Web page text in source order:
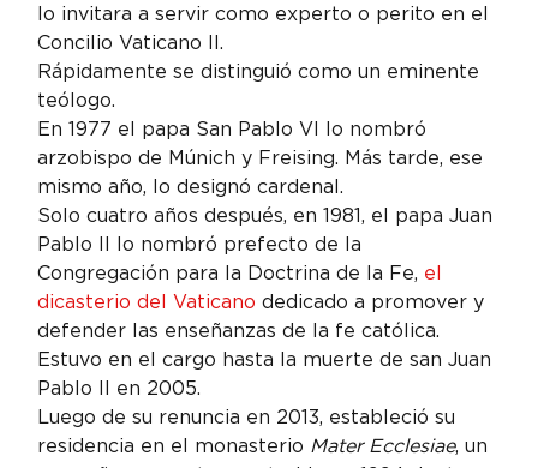
lo invitara a servir como experto o perito en el
Concilio Vaticano II.
Rápidamente se distinguió como un eminente
teólogo.
En 1977 el papa San Pablo VI lo nombró
arzobispo de Múnich y Freising. Más tarde, ese
mismo año, lo designó cardenal.
Solo cuatro años después, en 1981, el papa Juan
Pablo II lo nombró prefecto de la
Congregación para la Doctrina de la Fe, el
dicasterio del Vaticano dedicado a promover y
defender las enseñanzas de la fe católica.
Estuvo en el cargo hasta la muerte de san Juan
Pablo II en 2005.
Luego de su renuncia en 2013, estableció su
residencia en el monasterio Mater Ecclesiae, un